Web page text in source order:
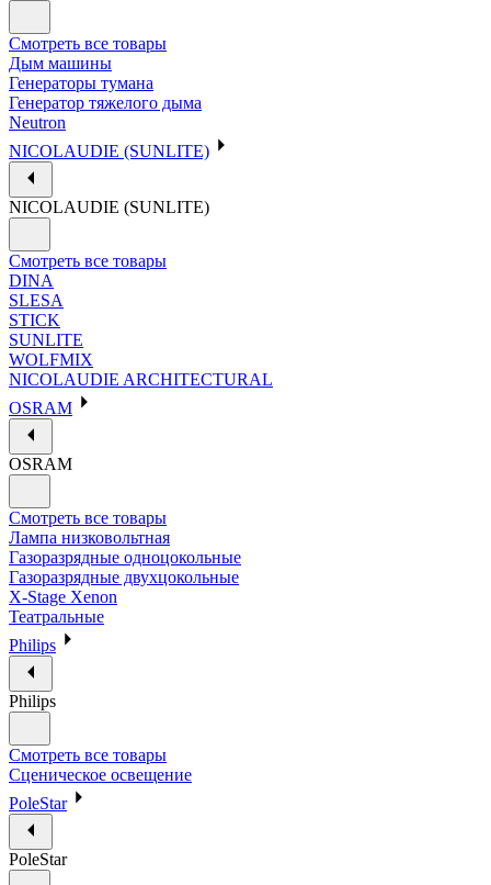
Смотреть все товары
Дым машины
Генераторы тумана
Генератор тяжелого дыма
Neutron
NICOLAUDIE (SUNLITE)
NICOLAUDIE (SUNLITE)
Смотреть все товары
DINA
SLESA
STICK
SUNLITE
WOLFMIX
NICOLAUDIE ARCHITECTURAL
OSRAM
OSRAM
Смотреть все товары
Лампа низковольтная
Газоразрядные одноцокольные
Газоразрядные двухцокольные
X-Stage Xenon
Театральные
Philips
Philips
Смотреть все товары
Сценическое освещение
PoleStar
PoleStar